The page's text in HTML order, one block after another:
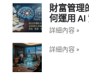
財富管理
何運用 AI
詳細內容 »
詳細內容 »